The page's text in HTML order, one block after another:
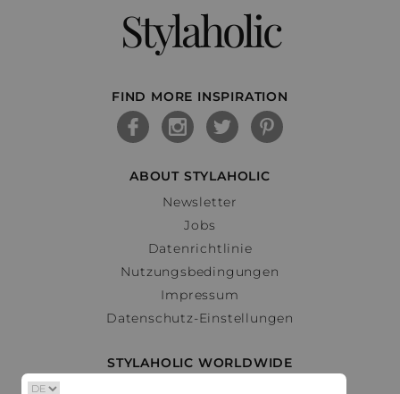
Stylaholic
FIND MORE INSPIRATION
ABOUT STYLAHOLIC
Newsletter
Jobs
Datenrichtlinie
Nutzungsbedingungen
Impressum
Datenschutz-Einstellungen
STYLAHOLIC WORLDWIDE